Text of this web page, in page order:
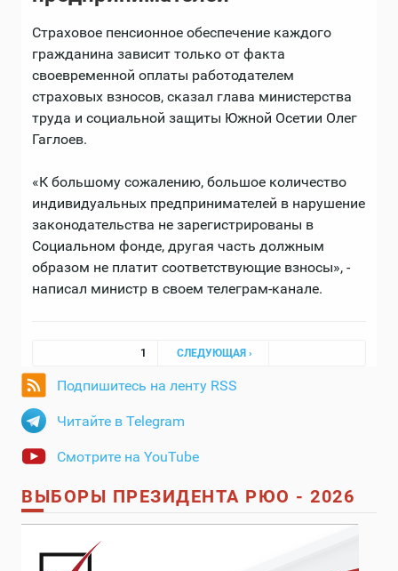
Страховое пенсионное обеспечение каждого
гражданина зависит только от факта
своевременной оплаты работодателем
страховых взносов, сказал глава министерства
труда и социальной защиты Южной Осетии Олег
Гаглоев.
«К большому сожалению, большое количество
индивидуальных предпринимателей в нарушение
законодательства не зарегистрированы в
Социальном фонде, другая часть должным
образом не платит соответствующие взносы», -
написал министр в своем телеграм-канале.
Страницы
1 СЛЕДУЮЩАЯ ›
Подпишитесь на ленту RSS
Читайте в Telegram
Смотрите на YouTube
ВЫБОРЫ ПРЕЗИДЕНТА РЮО - 2026